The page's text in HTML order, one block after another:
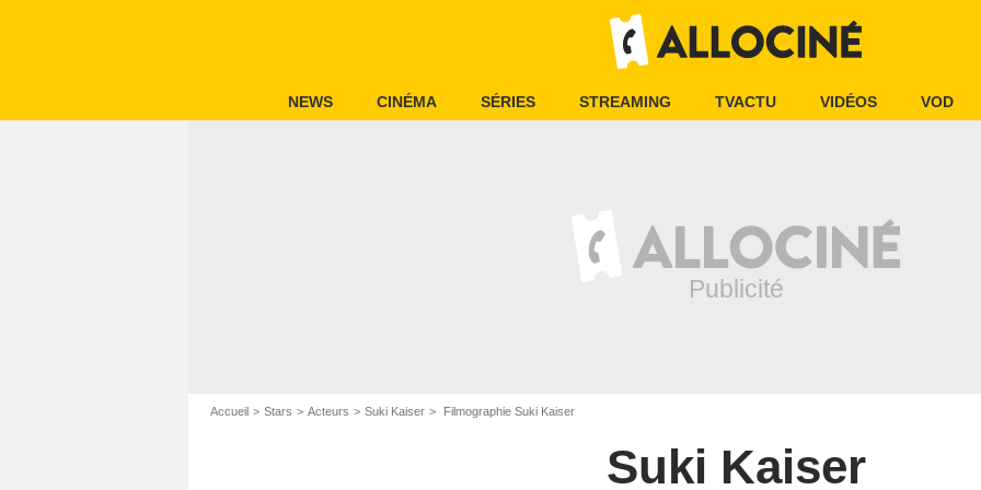
NEWS CINÉMA SÉRIES STREAMING TVACTU VIDÉOS VOD
Accueil Stars Acteurs Suki Kaiser Filmographie Suki Kaiser
Suki Kaiser